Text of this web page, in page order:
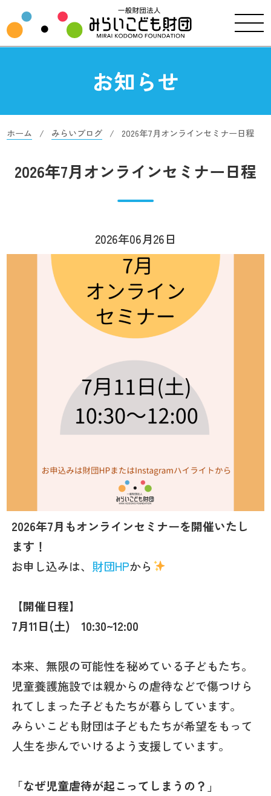
お知らせ
ホーム みらいブログ 2026年7月オンラインセミナー日程
2026年7月オンラインセミナー日程
2026年06月26日
2026年7月もオンラインセミナーを開催いたし
ます！
お申し込みは、 財団HPから
【開催日程】
7月11日(土) 10:30~12:00
本来、無限の可能性を秘めている子どもたち。
児童養護施設では親からの虐待などで傷つけら
れてしまった子どもたちが暮らしています。
みらいこども財団は子どもたちが希望をもって
人生を歩んでいけるよう支援しています。
「なぜ児童虐待が起こってしまうの？」